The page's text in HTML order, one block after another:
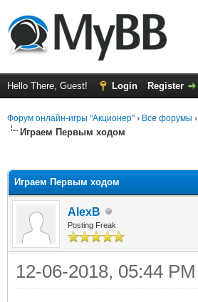
Hello There, Guest! Login Register
Форум онлайн-игры "Акционер" › Все форумы ›
Играем Первым ходом
Играем Первым ходом
AlexB
Posting Freak
12-06-2018, 05:44 PM